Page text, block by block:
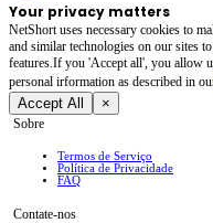
Your privacy matters
NetShort uses necessary cookies to
and similar technologies on our sites
features.If you 'Accept all', you allow
personal irformation as described in
Accept All ×
Sobre
Termos de Serviço
Política de Privacidade
FAQ
Contate-nos